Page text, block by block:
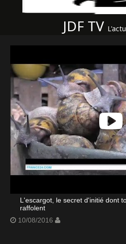
JDF TV
L'escargot, le secret d'initié dont
raffolent
10/08/2016